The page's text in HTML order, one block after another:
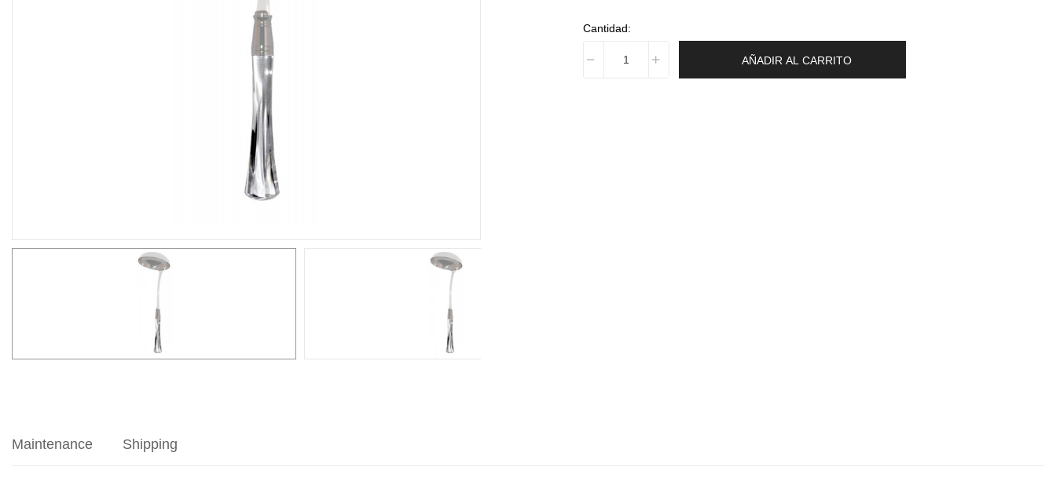
Cantidad:
AÑADIR AL CARRITO
Maintenance Shipping